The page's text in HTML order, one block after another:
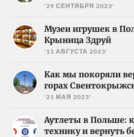
'29 СЕНТЯБРЯ 2023'
Музеи игрушек в
Крыница Здруй
'11 АВГУСТА 2023'
Как мы покоряли
горах
'21 МАЯ 2023'
Аутлеты в Польше:
технику и вернуть